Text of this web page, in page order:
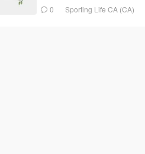
0 Sporting Life CA (CA)